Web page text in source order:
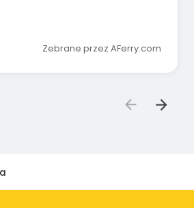
Zebrane przez AFerry.com